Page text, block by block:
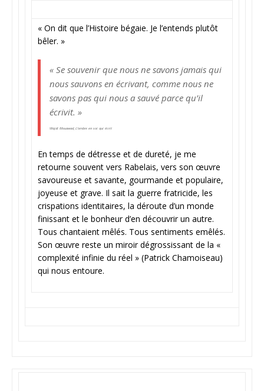
« On dit que l’Histoire bégaie. Je l’entends plutôt
bêler. »
« Se souvenir que nous ne savons jamais qui
nous sauvons en écrivant, comme nous ne
savons pas qui nous a sauvé parce qu’il
écrivit. »
Wajdi Mouawad, L’ombre en soi qui écrit
En temps de détresse et de dureté, je me
retourne souvent vers Rabelais, vers son œuvre
savoureuse et savante, gourmande et populaire,
joyeuse et grave. Il sait la guerre fratricide, les
crispations identitaires, la déroute d’un monde
finissant et le bonheur d’en découvrir un autre.
Tous chantaient mêlés. Tous sentiments emêlés.
Son œuvre reste un miroir dégrossissant de la «
complexité infinie du réel » (Patrick Chamoiseau)
qui nous entoure.